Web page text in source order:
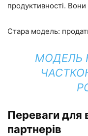
продуктивності.
Стара модель:
МОДЕЛЬ
Переваги для
партнерів